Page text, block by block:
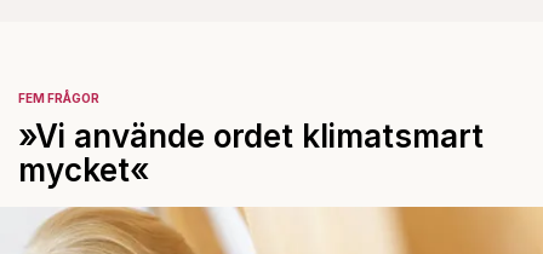
FEM FRÅGOR
»Vi använde ordet klimatsmart
mycket«